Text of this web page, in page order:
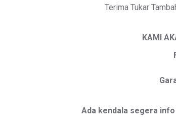
Terima Tukar
KAMI
Ada kendala segera